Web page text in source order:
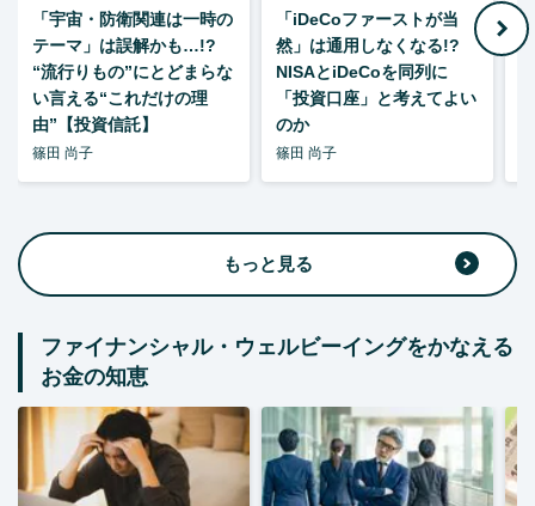
「宇宙・防衛関連は一時の
テーマ」は誤解かも…!?
“流行りもの”にとどまらな
い言える“これだけの理
由”【投資信託】
篠田 尚子
「iDeCoファーストが当
然」は通用しなくなる!?
NISAとiDeCoを同列に
「投資口座」と考えてよい
のか
篠田 尚子
もっと見る
ファイナンシャル・ウェルビーイングをかなえる
お金の知恵